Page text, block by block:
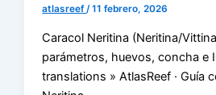
atlasreef/11 febrero, 2026
Caracol Neritina (Neritina/
parámetros, huevos, concha e
translations » AtlasReef · Guía